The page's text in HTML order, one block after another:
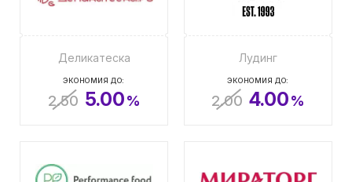
Деликатеска
ЭКОНОМИЯ ДО:
2.50 5.00%
Лудинг
ЭКОНОМИЯ ДО:
2.00 4.00%